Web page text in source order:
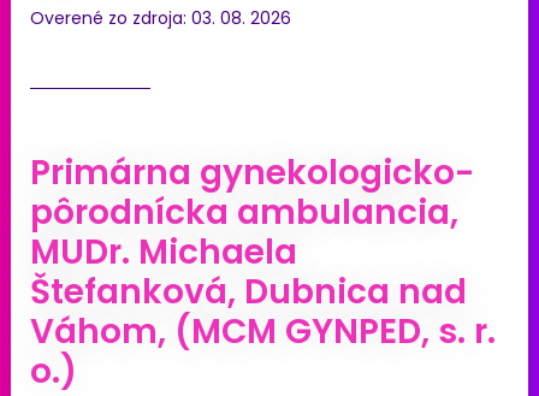
Overené zo zdroja: 03. 08. 2026
Primárna gynekologicko-
pôrodnícka ambulancia,
MUDr. Michaela
Štefanková, Dubnica nad
Váhom, (MCM GYNPED, s. r.
o.)